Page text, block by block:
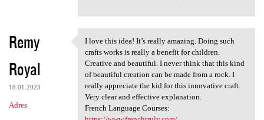
Remy
Royal
18.01.2023
Adres
I love this idea! It’s really
I love this idea! It’s really amazing. Doing such
crafts works is really a benefit for children.
Creative and beautiful. I never think that this kind
of beautiful creation can be made from a rock. I
really appreciate the kid for this innovative craft.
Very clear and effective explanation.
French Language Courses: